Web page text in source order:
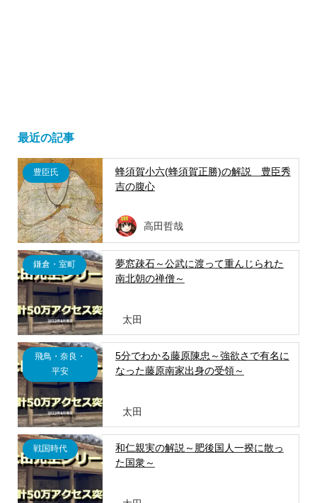
最近の記事
豊臣氏
蜂須賀小六(蜂須賀正勝)の解説 豊臣秀
吉の腹心
高田哲哉
鎌倉・室町
夢窓疎石～公武に渡って重んじられた
南北朝の禅僧～
太田
飛鳥・奈良・
平安
5分でわかる藤原陳忠～強欲さで有名に
なった藤原南家出身の受領～
太田
戦国時代
和仁親実の解説～肥後国人一揆に散っ
た国衆～